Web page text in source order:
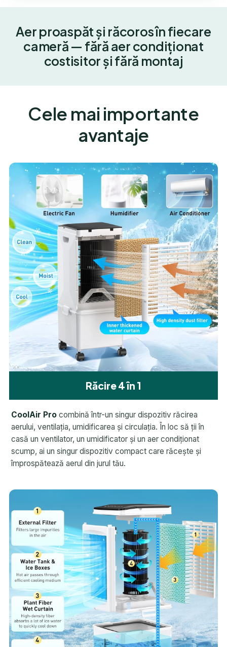
Aer proaspăt și răcoros în fiecare
cameră — fără aer condiționat
costisitor și fără montaj
Cele mai importante
avantaje
Răcire 4 în 1
CoolAir Pro combină într-un singur dispozitiv răcirea
aerului, ventilația, umidificarea și circulația. În loc să ții în
casă un ventilator, un umidificator și un aer condiționat
scump, ai un singur dispozitiv compact care răcește și
împrospătează aerul din jurul tău.